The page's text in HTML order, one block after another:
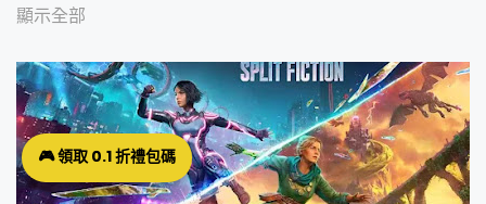
顯示全部
🎮 領取 0.1 折禮包碼